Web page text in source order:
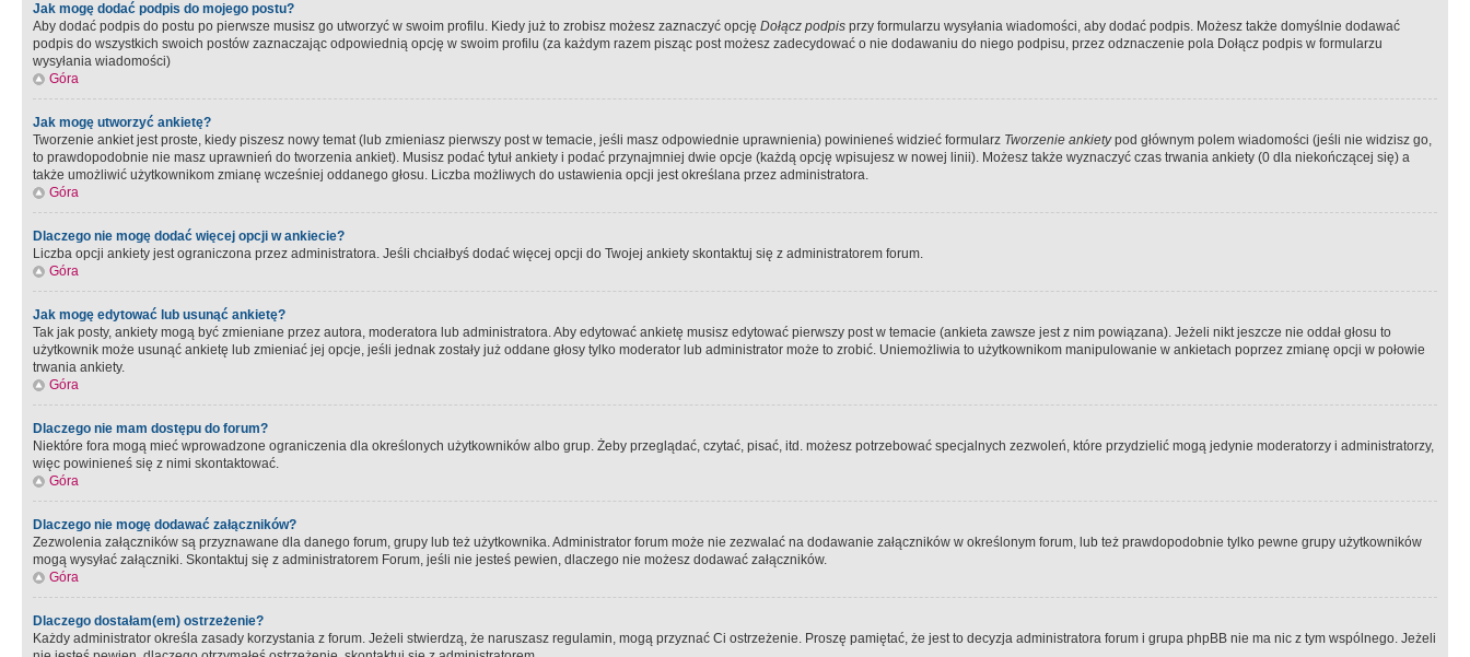
Jak mogę dodać podpis do mojego postu?
Aby dodać podpis do postu po pierwsze musisz go utworzyć w swoim profilu. Kiedy już to zrobisz możesz zaznaczyć opcję Dołącz podpis przy formularzu wysyłania wiadomości, aby dodać podpis. Możesz także domyślnie dodawać
podpis do wszystkich swoich postów zaznaczając odpowiednią opcję w swoim profilu (za każdym razem pisząc post możesz zadecydować o nie dodawaniu do niego podpisu, przez odznaczenie pola Dołącz podpis w formularzu
wysyłania wiadomości)
Góra
Jak mogę utworzyć ankietę?
Tworzenie ankiet jest proste, kiedy piszesz nowy temat (lub zmieniasz pierwszy post w temacie, jeśli masz odpowiednie uprawnienia) powinieneś widzieć formularz Tworzenie ankietypod głównym polem wiadomości (jeśli nie widzisz go,
to prawdopodobnie nie masz uprawnień do tworzenia ankiet). Musisz podać tytuł ankiety i podać przynajmniej dwie opcje (każdą opcję wpisujesz w nowej linii). Możesz także wyznaczyć czas trwania ankiety (0 dla niekończącej się) a
także umożliwić użytkownikom zmianę wcześniej oddanego głosu. Liczba możliwych do ustawienia opcji jest określana przez administratora.
Góra
Dlaczego nie mogę dodać więcej opcji w ankiecie?
Liczba opcji ankiety jest ograniczona przez administratora. Jeśli chciałbyś dodać więcej opcji do Twojej ankiety skontaktuj się z administratorem forum.
Góra
Jak mogę edytować lub usunąć ankietę?
Tak jak posty, ankiety mogą być zmieniane przez autora, moderatora lub administratora. Aby edytować ankietę musisz edytować pierwszy post w temacie (ankieta zawsze jest z nim powiązana). Jeżeli nikt jeszcze nie oddał głosu to
użytkownik może usunąć ankietę lub zmieniać jej opcje, jeśli jednak zostały już oddane głosy tylko moderator lub administrator może to zrobić. Uniemożliwia to użytkownikom manipulowanie w ankietach poprzez zmianę opcji w połowie
trwania ankiety.
Góra
Dlaczego nie mam dostępu do forum?
Niektóre fora mogą mieć wprowadzone ograniczenia dla określonych użytkowników albo grup. Żeby przeglądać, czytać, pisać, itd. możesz potrzebować specjalnych zezwoleń, które przydzielić mogą jedynie moderatorzy i administratorzy,
więc powinieneś się z nimi skontaktować.
Góra
Dlaczego nie mogę dodawać załączników?
Zezwolenia załączników są przyznawane dla danego forum, grupy lub też użytkownika. Administrator forum może nie zezwalać na dodawanie załączników w określonym forum, lub też prawdopodobnie tylko pewne grupy użytkowników
mogą wysyłać załączniki. Skontaktuj się z administratorem Forum, jeśli nie jesteś pewien, dlaczego nie możesz dodawać załączników.
Góra
Dlaczego dostałam(em) ostrzeżenie?
Każdy administrator określa zasady korzystania z forum. Jeżeli stwierdzą, że naruszasz regulamin, mogą przyznać Ci ostrzeżenie. Proszę pamiętać, że jest to decyzja administratora forum i grupa phpBB nie ma nic z tym wspólnego. Jeżeli